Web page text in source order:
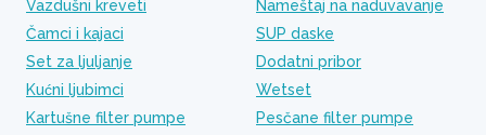
Vazdušni kreveti
Nameštaj na naduvavanje
Čamci i kajaci
SUP daske
Set za ljuljanje
Dodatni pribor
Kućni ljubimci
Wetset
Kartušne filter pumpe
Pesčane filter pumpe